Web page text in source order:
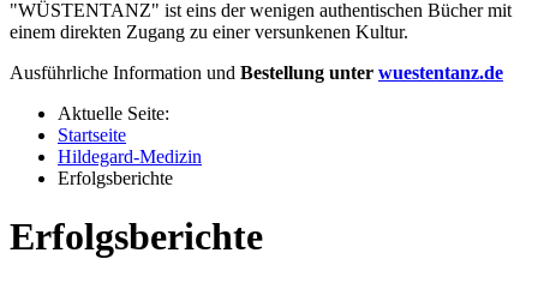
"WÜSTENTANZ" ist eins der wenigen authentischen Bücher mit
einem direkten Zugang zu einer versunkenen Kultur.
Ausführliche Information und Bestellung unter wuestentanz.de
Aktuelle Seite:
Startseite
Hildegard-Medizin
Erfolgsberichte
Erfolgsberichte